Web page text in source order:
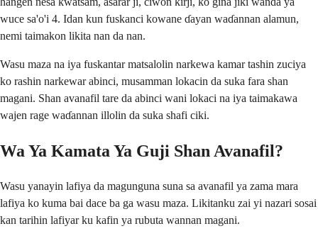
wuce sa'o'i 4. Idan kun fuskanci kowane ɗayan waɗannan alamun,
nemi taimakon likita nan da nan.
Wasu maza na iya fuskantar matsalolin narkewa kamar tashin zuciya
ko rashin narkewar abinci, musamman lokacin da suka fara shan
magani. Shan avanafil tare da abinci wani lokaci na iya taimakawa
wajen rage waɗannan illolin da suka shafi ciki.
Wa Ya Kamata Ya Guji Shan Avanafil?
Wasu yanayin lafiya da magunguna suna sa avanafil ya zama mara
lafiya ko kuma bai dace ba ga wasu maza. Likitanku zai yi nazari sosai
kan tarihin lafiyar ku kafin ya rubuta wannan magani.